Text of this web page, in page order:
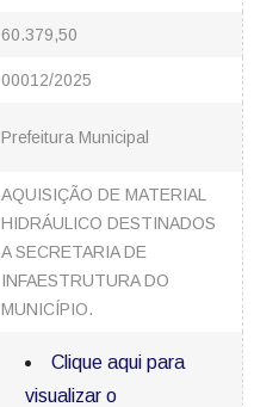
60.379,50
00012/2025
Prefeitura Municipal
AQUISIÇÃO DE MATERIAL
HIDRÁULICO DESTINADOS
A SECRETARIA DE
INFAESTRUTURA DO
MUNICÍPIO.
Clique aqui para
visualizar o